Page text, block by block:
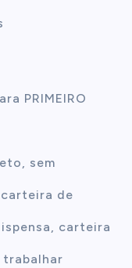
PRIMEIRO
sem
de
carteira
trabalhar